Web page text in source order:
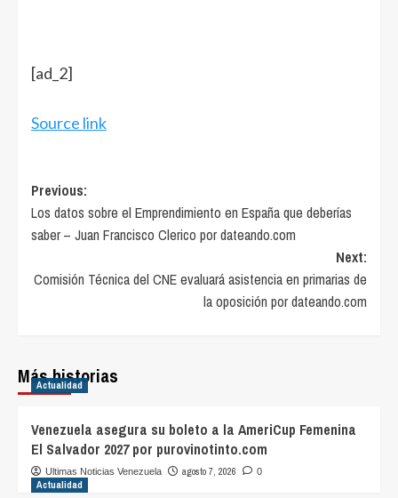
[ad_2]
Source link
Post
navigation
Previous:
Los datos sobre el Emprendimiento en España que deberías
saber – Juan Francisco Clerico por dateando.com
Next:
Comisión Técnica del CNE evaluará asistencia en primarias de
la oposición por dateando.com
Más historias
Actualidad
Venezuela asegura su boleto a la AmeriCup Femenina
El Salvador 2027 por purovinotinto.com
Ultimas Noticias Venezuela agosto 7, 2026 0
Actualidad